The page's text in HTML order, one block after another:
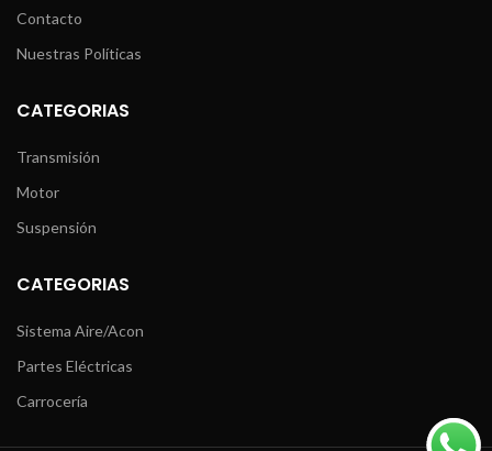
Contacto
Nuestras Políticas
CATEGORIAS
Transmisión
Motor
Suspensión
CATEGORIAS
Sistema Aire/Acon
Partes Eléctricas
Carrocería